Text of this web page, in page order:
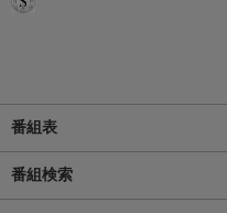
番組表
番組検索